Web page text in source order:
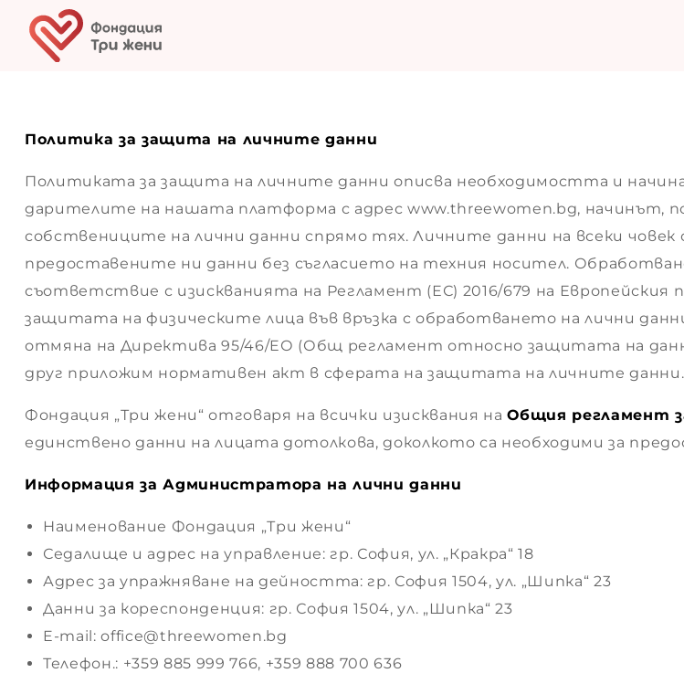
Политика за защита на личните данни
Политиката за защита на личните данни описва необходимостта и
дарителите на нашата платформа с адрес www.threewomen.bg, начинът,
собствениците на лични данни спрямо тях. Личните данни на всеки човек
предоставените ни данни без съгласието на техния носител.
съответствие с изискванията на Регламент (ЕС) 2016/679 на
защитата на физическите лица във връзка с обработването на лични
отмяна на Директива 95/46/EО (Общ регламент относно защитата на
друг приложим нормативен акт в сферата на защитата на личните данни.
Фондация „Три жени“ отговаря на всички изисквания наОбщия регламент
единствено данни на лицата дотолкова, доколкото са необходими за
Информация за Администратора на лични данни
Наименование Фондация „Три жени“
Седалище и адрес на управление: гр. София, ул. „Кракра“ 18
Адрес за упражняване на дейността: гр. София 1504, ул. „Шипка“ 23
Данни за кореспонденция: гр. София 1504, ул. „Шипка“ 23
E-mail: office@threewomen.bg
Телефон.: +359 885 999 766, +359 888 700 636